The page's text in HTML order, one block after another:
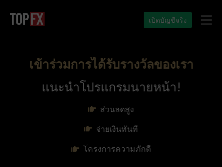
เปิดบัญชีจริง
เข้าร่วมการได้รับรางวัลของเรา
แนะนำโปรแกรมนายหน้า!
ส่วนลดสูง
จ่ายเงินทันที
โครงการความภักดี